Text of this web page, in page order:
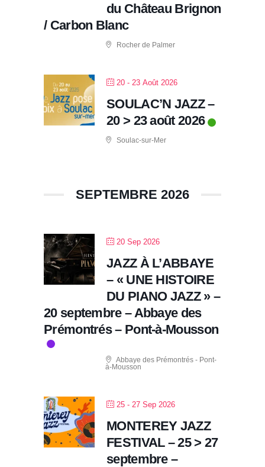
du Château Brignon
/ Carbon Blanc
Rocher de Palmer
20 - 23 Août 2026
SOULAC’N JAZZ –
20 > 23 août 2026
Soulac-sur-Mer
SEPTEMBRE 2026
20 Sep 2026
JAZZ À L’ABBAYE
– « UNE HISTOIRE
DU PIANO JAZZ » –
20 septembre – Abbaye des
Prémontrés – Pont-à-Mousson
Abbaye des Prémontrés - Pont-
à-Mousson
25 - 27 Sep 2026
MONTEREY JAZZ
FESTIVAL – 25 > 27
septembre –